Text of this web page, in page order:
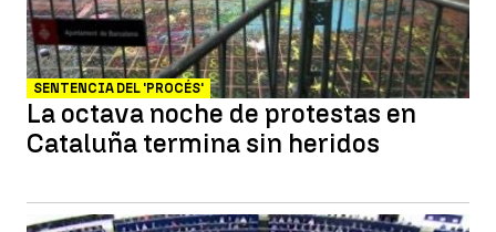
SENTENCIA DEL 'PROCÉS'
La octava noche de protestas en
Cataluña termina sin heridos